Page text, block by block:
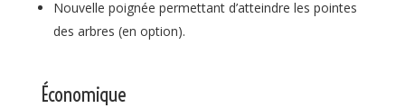
Nouvelle poignée permettant d’atteindre les pointes
des arbres (en option).
Économique